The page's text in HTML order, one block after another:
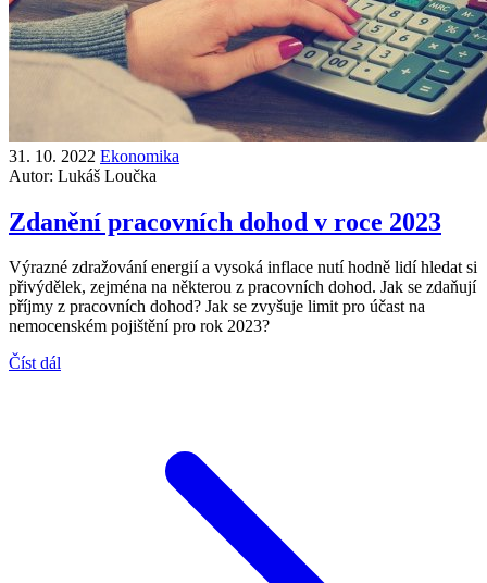
31. 10. 2022 Ekonomika
Autor: Lukáš Loučka
Zdanění pracovních dohod v roce 2023
Výrazné zdražování energií a vysoká inflace nutí hodně lidí hledat si
přivýdělek, zejména na některou z pracovních dohod. Jak se zdaňují
příjmy z pracovních dohod? Jak se zvyšuje limit pro účast na
nemocenském pojištění pro rok 2023?
Číst dál